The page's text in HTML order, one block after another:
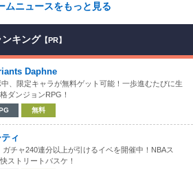
ムニュースをもっと見る
キング 【PR】
Daphne
中、限定キャラが無料ゲット可能！一歩進むたびに生
ダンジョンRPG！
無料
ィ
ガチャ240連分以上が引けるイベを開催中！NBAス
ストリートバスケ！